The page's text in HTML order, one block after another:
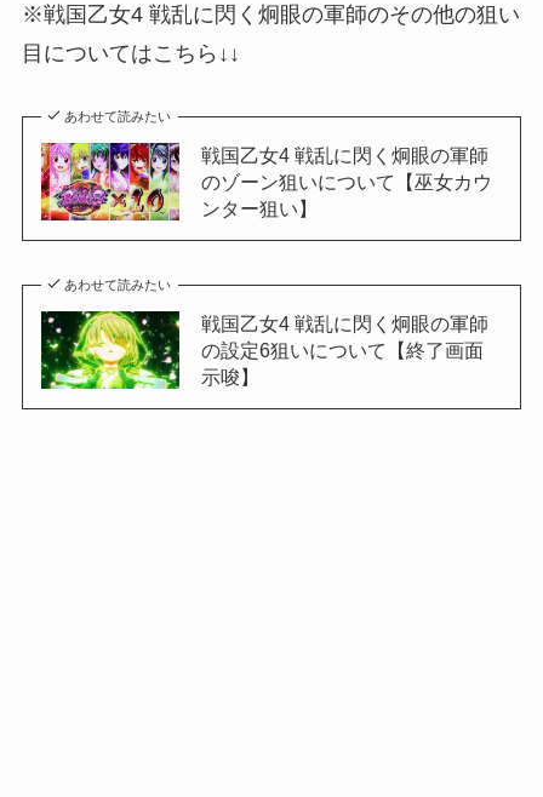
※戦国乙女4 戦乱に閃く炯眼の軍師のその他の狙い
目についてはこちら↓↓
あわせて読みたい
戦国乙女4 戦乱に閃く炯眼の軍師
のゾーン狙いについて【巫女カウ
ンター狙い】
あわせて読みたい
戦国乙女4 戦乱に閃く炯眼の軍師
の設定6狙いについて【終了画面
示唆】